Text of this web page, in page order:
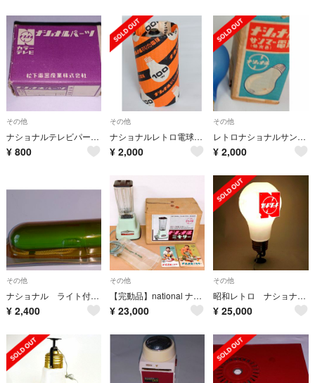
その他
ナショナルテレビパーツESB5114A
¥ 800
その他
ナショナルレトロ電球5個
¥ 2,000
その他
レトロナショナルサンマー電球4個
¥ 2,000
その他
ナショナル ライト付き110番ブザー
¥ 2,400
その他
【完動品】national ナショナル 電気ミキサー ジューサー 昭和レトロ
¥ 23,000
その他
昭和レトロ ナショナル 電球型 吊り下げ式 看板 販促物 店舗装飾品
¥ 25,000